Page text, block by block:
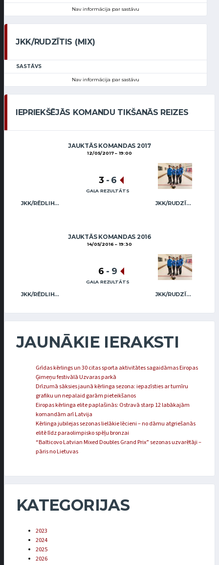
Nav informācija par sastāvu
JKK/RUDZĪTIS (MIX)
SASTĀVS
Nav informācija par sastāvu
IEPRIEKŠĒJĀS KOMANDU TIKŠANĀS REIZES
JAUKTĀS KOMANDAS 2017
12/05/2017 19:00
JKK/RĒDLIHS (MIX) JKK/RUDZĪTIS (MIX)
3 - 6
GALA REZULTĀTS
JAUKTĀS KOMANDAS 2016
14/05/2016 19:30
JKK/RĒDLIHS (MIX) JKK/RUDZĪTIS (MIX)
6 - 9
GALA REZULTĀTS
JAUNĀKIE IERAKSTI
Grīdas kērlings un 30 citas sporta aktivitātes sagaidāmas Eiropas
Ģimeņu festivālā Uzvaras parkā
Drīzumā sāksies jaunā kērlinga sezona: iepazīsties ar turnīru
grafiku un nepalaid garām pieteikšanos
Eiropas kērlinga elite paplašinās: Ostravā starp 12 labākajām
komandām arī Latvija
Kērlinga jubilejas sezonas lielākie lēcieni – no dāmu atgriešanās
elitē līdz paraolimpisko spēļu bronzai
“Balticovo Latvian Mixed Doubles Grand Prix” sezonas uzvarētāji –
pāris no Lietuvas
KATEGORIJAS
2023
2024
2025
2026